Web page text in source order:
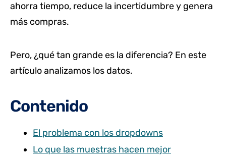
ahorra tiempo, reduce la incertidumbre y genera
más compras.
Pero, ¿qué tan grande es la diferencia? En este
artículo analizamos los datos.
Contenido
El problema con los dropdowns
Lo que las muestras hacen mejor